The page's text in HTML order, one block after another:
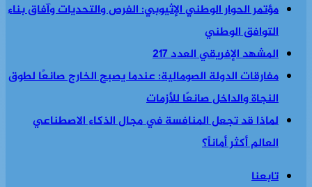
مؤتمر الحوار الوطني الإثيوبي: الفرص والتحديات وآفاق بناء
التوافق الوطني
المشهد الإفريقي العدد 217
مفارقات الدولة الصومالية: عندما يصبح الخارج صانعًا لطوق
النجاة والداخل صانعًا للأزمات
لماذا قد تجعل المنافسة في مجال الذكاء الاصطناعي
العالم أكثر أماناً؟
تابعنا